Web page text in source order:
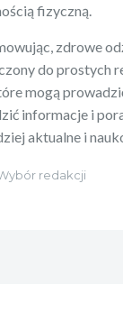
fizyczną.
zdrowe
do prostych
mogą
informacje i
aktualne i
redakcji